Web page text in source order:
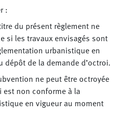
:
du présent règlement ne
si les travaux envisagés sont
urbanistique en
dépôt de la demande d’octroi.
ne peut être octroyée
non conforme à la
en vigueur au moment